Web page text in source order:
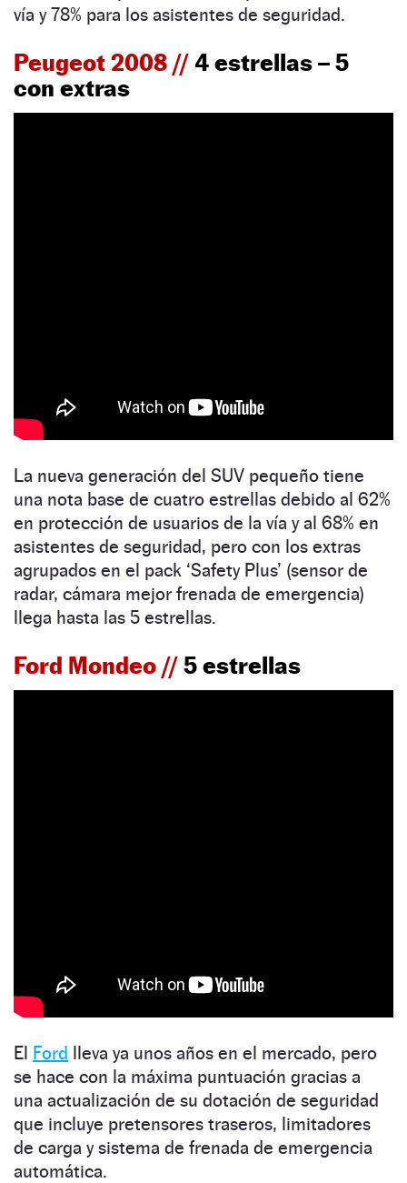
vía y 78% para los asistentes de seguridad.
Peugeot 2008 // 4 estrellas – 5
con extras
La nueva generación del SUV pequeño tiene
una nota base de cuatro estrellas debido al 62%
en protección de usuarios de la vía y al 68% en
asistentes de seguridad, pero con los extras
agrupados en el pack ‘Safety Plus’ (sensor de
radar, cámara mejor frenada de emergencia)
llega hasta las 5 estrellas.
Ford Mondeo //5 estrellas
El Ford lleva ya unos años en el mercado, pero
se hace con la máxima puntuación gracias a
una actualización de su dotación de seguridad
que incluye pretensores traseros, limitadores
de carga y sistema de frenada de emergencia
automática.